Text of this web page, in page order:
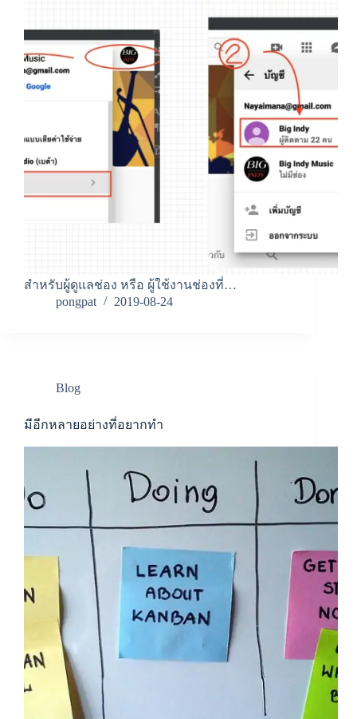
สำหรับผู้ดูแลช่อง หรือ ผู้ใช้งานช่องที่…
pongpat
2019-08-24
Blog
มีอีกหลายอย่างที่อยากทำ